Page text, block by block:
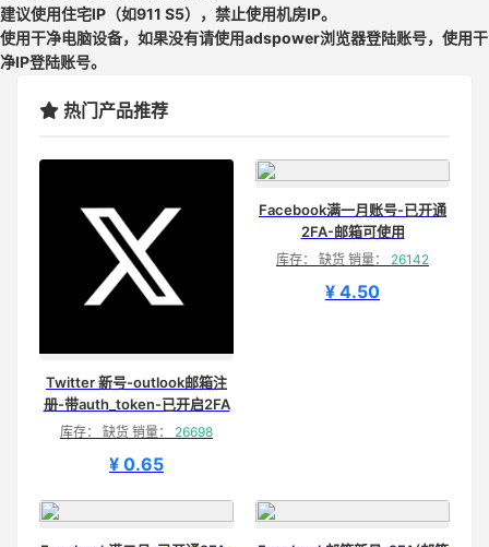
建议使用住宅IP（如911 S5），禁止使用机房IP。
使用干净电脑设备，如果没有请使用adspower浏览器登陆账号，使用干
净IP登陆账号。
热门产品推荐
Twitter 新号-outlook邮箱注
册-带auth_token-已开启2FA
库存： 缺货 销量： 26698
¥ 0.65
Facebook满一月账号-已开通
2FA-邮箱可使用
库存： 缺货 销量： 26142
¥ 4.50